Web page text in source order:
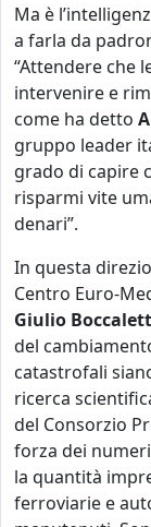
Ma è
a farla da
“Attendere che
intervenire e
come ha detto
gruppo leader
grado di capire
risparmi vite
denari”.
In questa
Centro Euro-
Giulio
del
catastrofali
ricerca
del Consorzio
forza dei
la quantità
ferroviarie e